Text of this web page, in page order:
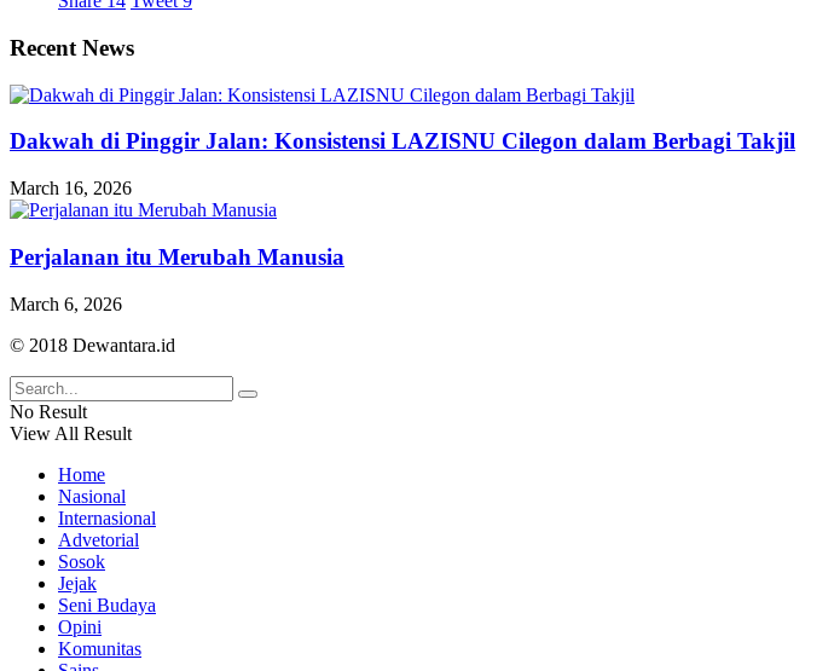
Recent News
Dakwah di Pinggir Jalan: Konsistensi LAZISNU Cilegon dalam Berbagi Takjil
March 16, 2026
Perjalanan itu Merubah Manusia
March 6, 2026
© 2018 Dewantara.id
No Result
View All Result
Home
Nasional
Internasional
Advetorial
Sosok
Jejak
Seni Budaya
Opini
Komunitas